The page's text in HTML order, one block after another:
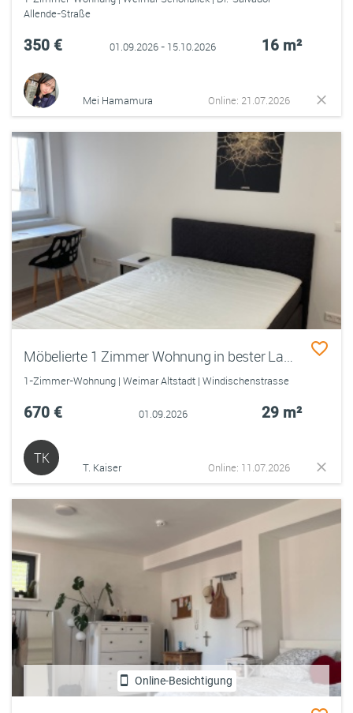
Allende-Straße
350 € 01.09.2026 - 15.10.2026 16 m²
Mei Hamamura Online: 21.07.2026
Möbelierte 1 Zimmer Wohnung in bester Lage in Weimar
1-Zimmer-Wohnung | Weimar Altstadt | Windischenstrasse
670 € 01.09.2026 29 m²
TK
T. Kaiser Online: 11.07.2026
Online-Besichtigung